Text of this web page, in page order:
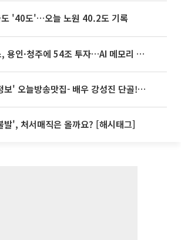
도 '40도'…오늘 노원 40.2도 기록
SK하이닉스, 용인·청주에 54조 투자…AI 메모리 생산기지 키운다
'2TV 생생정보' 오늘방송맛집- 배우 강성진 단골! 쌀국수ㆍ푸팟퐁 커리 맛집 '블○○○'
발', 처서매직은 올까요? [해시태그]